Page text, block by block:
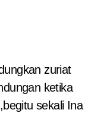
zuriat
ketika
sekali Ina